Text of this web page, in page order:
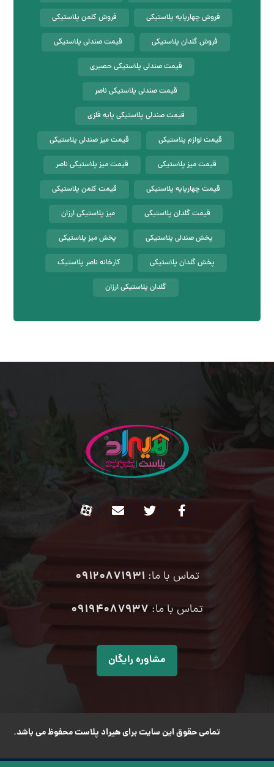
فروش چهارپایه پلاستیکی فروش کلمن پلاستیکی
فروش گلدان پلاستیکی قیمت صندلی پلاستیکی
قیمت صندلی پلاستیکی حصیری
قیمت صندلی پلاستیکی ناصر
قیمت صندلی پلاستیکی پایه فلزی
قیمت لوازم پلاستیکی قیمت میز صندلی پلاستیکی
قیمت میز پلاستیکی قیمت میز پلاستیکی ناصر
قیمت چهارپایه پلاستیکی قیمت کلمن پلاستیکی
قیمت گلدان پلاستیکی میز پلاستیکی ارزان
پخش صندلی پلاستیکی پخش میز پلاستیکی
پخش گلدان پلاستیکی کارخانه ناصر پلاستیک
گلدان پلاستیکی ارزان
تماس با ما:09120871931
تماس با ما: ۰۹۱۹۴۰۸۷۹۳۷
مشاوره رایگان
تمامی حقوق این سایت برای هیراد پلاست محفوظ می باشد.